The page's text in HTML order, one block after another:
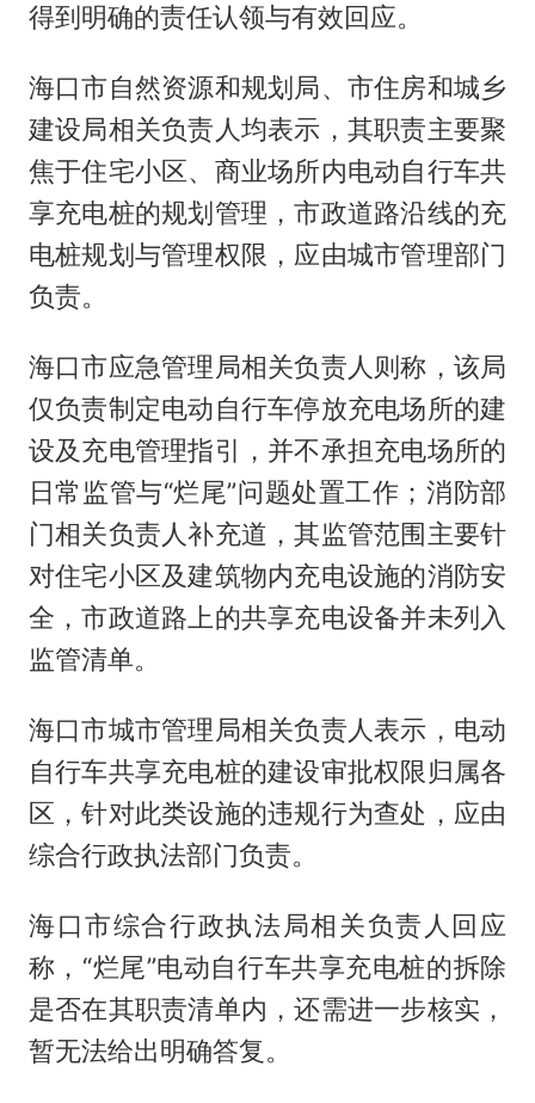
得到明确的责任认领与有效回应。
海口市自然资源和规划局、市住房和城乡
建设局相关负责人均表示，其职责主要聚
焦于住宅小区、商业场所内电动自行车共
享充电桩的规划管理，市政道路沿线的充
电桩规划与管理权限，应由城市管理部门
负责。
海口市应急管理局相关负责人则称，该局
仅负责制定电动自行车停放充电场所的建
设及充电管理指引，并不承担充电场所的
日常监管与“烂尾”问题处置工作；消防部
门相关负责人补充道，其监管范围主要针
对住宅小区及建筑物内充电设施的消防安
全，市政道路上的共享充电设备并未列入
监管清单。
海口市城市管理局相关负责人表示，电动
自行车共享充电桩的建设审批权限归属各
区，针对此类设施的违规行为查处，应由
综合行政执法部门负责。
海口市综合行政执法局相关负责人回应
称，“烂尾”电动自行车共享充电桩的拆除
是否在其职责清单内，还需进一步核实，
暂无法给出明确答复。